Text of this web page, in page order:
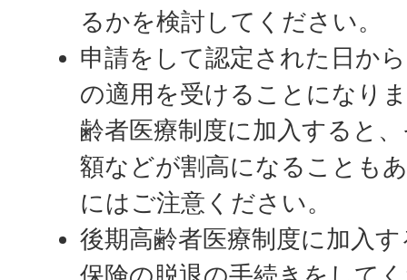
るかを検討してください。
申請をして認定された日か
の適用を受けることになり
齢者医療制度に加入すると
額などが割高になることも
にはご注意ください。
後期高齢者医療制度に加入